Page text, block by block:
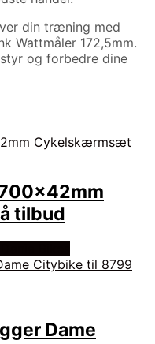
din træning med
Wattmåler 172,5mm.
og forbedre dine
tilbud
Dame